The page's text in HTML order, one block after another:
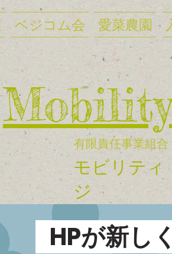
ベジコム会 愛菜農園
有限責任事業組合
モビリティ
ジ
HPが新し